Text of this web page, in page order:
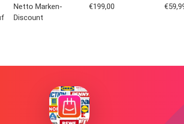
Netto Marken-
Discount
€199,00